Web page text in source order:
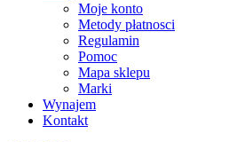
Moje konto
Metody płatnosci
Regulamin
Pomoc
Mapa sklepu
Marki
Wynajem
Kontakt